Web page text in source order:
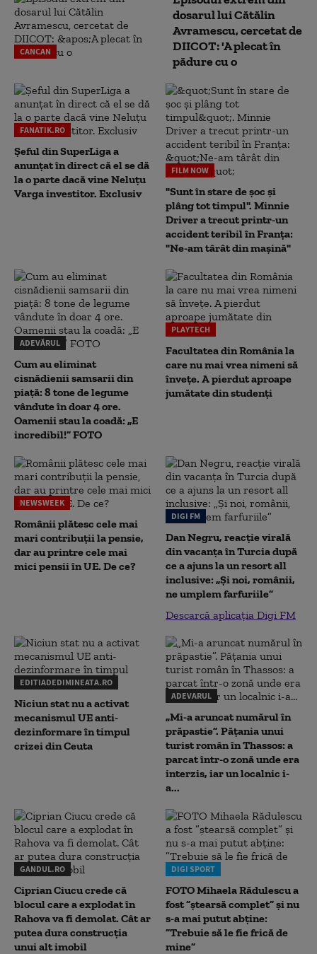
CANCAN
dosarul lui Cătălin
Avramescu, cercetat de
DIICOT: 'A plecat în
pădure cu o
FANATIK.RO
Șeful din SuperLiga a
anunțat în direct că el se dă
la o parte dacă vine Neluțu
Varga investitor. Exclusiv
FILM NOW
"Sunt în stare de șoc și
plâng tot timpul". Minnie
Driver a trecut printr-un
accident teribil în Franța:
"Ne-am târât din mașină"
ADEVĂRUL
Cum au eliminat
cisnădienii samsarii din
piață: 8 tone de legume
vândute în doar 4 ore.
Oamenii stau la coadă: „E
incredibil!” FOTO
PLAYTECH
Facultatea din România la
care nu mai vrea nimeni să
înveţe. A pierdut aproape
jumătate din studenţi
NEWSWEEK
Românii plătesc cele mai
mari contribuții la pensie,
dar au printre cele mai
mici pensii în UE. De ce?
DIGI FM
Dan Negru, reacție virală
din vacanța în Turcia după
ce a ajuns la un resort all
inclusive: „Și noi, românii,
ne umplem farfuriile”
Descarcă aplicația Digi FM
EDITIADEDIMINEATA.RO
Niciun stat nu a activat
mecanismul UE anti-
dezinformare în timpul
crizei din Ceuta
ADEVARUL
„Mi-a aruncat numărul în
prăpastie”. Pățania unui
turist român în Thassos: a
parcat într-o zonă unde era
interzis, iar un localnic i-
a...
GANDUL.RO
Ciprian Ciucu crede că
blocul care a explodat în
Rahova va fi demolat. Cât ar
putea dura construcția
unui alt imobil
DIGI SPORT
FOTO Mihaela Rădulescu a
fost ”ștearsă complet” și nu
s-a mai putut abține:
”Trebuie să le fie frică de
mine”